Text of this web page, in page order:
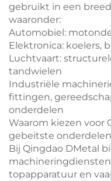
gebruikt in een
waaronder:
Automobiel:
Elektronica: koelers,
Luchtvaart:
tandwielen
Industriële
fittingen,
onderdelen
Waarom kiezen voor
gebeitste
Bij Qingdao DMetal
topapparatuur en